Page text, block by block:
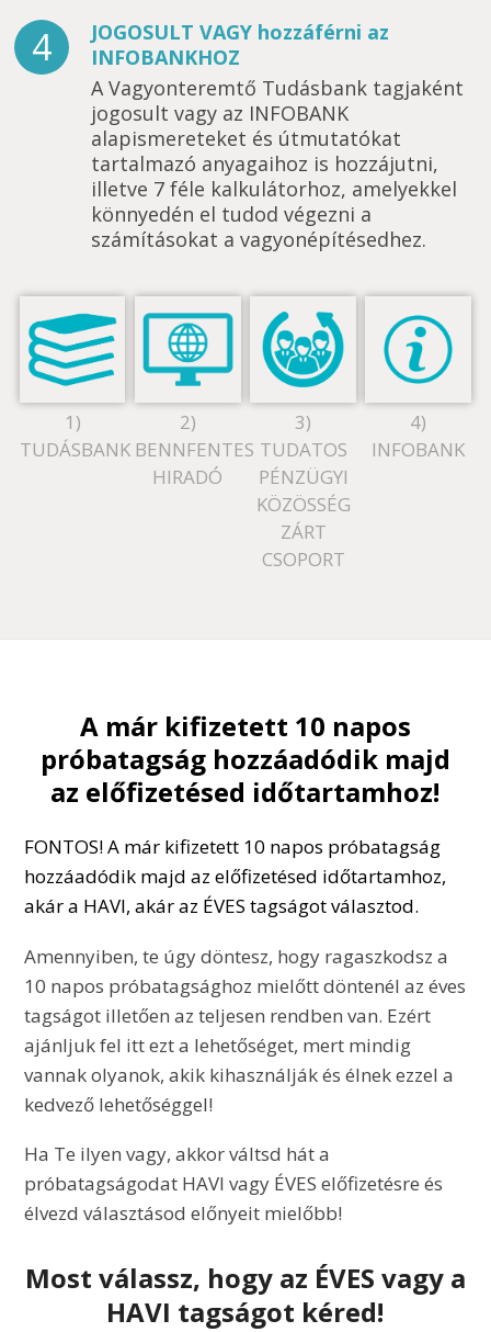
4
JOGOSULT VAGY hozzáférni az
INFOBANKHOZ
A Vagyonteremtő Tudásbank tagjaként
jogosult vagy az INFOBANK
alapismereteket és útmutatókat
tartalmazó anyagaihoz is hozzájutni,
illetve 7 féle kalkulátorhoz, amelyekkel
könnyedén el tudod végezni a
számításokat a vagyonépítésedhez.
1)
TUDÁSBANK
2)
BENNFENTES
HIRADÓ
3)
TUDATOS
PÉNZÜGYI
KÖZÖSSÉG
ZÁRT
CSOPORT
4)
INFOBANK
A már kifizetett 10 napos
próbatagság hozzáadódik majd
az előfizetésed időtartamhoz!
FONTOS! A már kifizetett 10 napos próbatagság
hozzáadódik majd az előfizetésed időtartamhoz,
akár a HAVI, akár az ÉVES tagságot választod.
Amennyiben, te úgy döntesz, hogy ragaszkodsz a
10 napos próbatagsághoz mielőtt döntenél az éves
tagságot illetően az teljesen rendben van. Ezért
ajánljuk fel itt ezt a lehetőséget, mert mindig
vannak olyanok, akik kihasználják és élnek ezzel a
kedvező lehetőséggel!
Ha Te ilyen vagy, akkor váltsd hát a
próbatagságodat HAVI vagy ÉVES előfizetésre és
élvezd választásod előnyeit mielőbb!
Most válassz, hogy az ÉVES vagy a
HAVI tagságot kéred!